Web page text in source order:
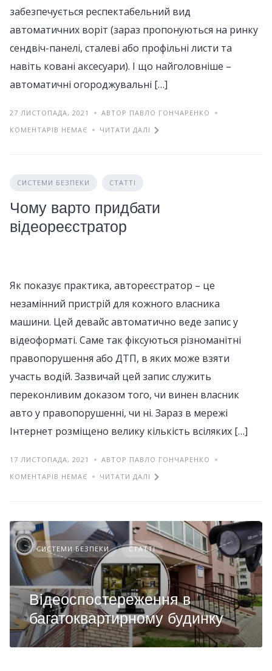
забезпечується респектабельний вид
автоматичних воріт (зараз пропонуються на ринку
сендвіч-панелі, сталеві або профільні листи та
навіть ковані аксесуари). І що найголовніше –
автоматичні огороджувальні […]
27 ЛИСТОПАДА, 2021
АВТОР ПАВЛО ГОНЧАРЕНКО
КОМЕНТАРІВ НЕМАЄ
ЧИТАТИ ДАЛІ
СИСТЕМИ БЕЗПЕКИ СТАТТІ
Чому варто придбати
відеореєстратор
Як показує практика, автореєстратор – це
незамінний пристрій для кожного власника
машини. Цей девайс автоматично веде запис у
відеоформаті. Саме так фіксуються різноманітні
правопорушення або ДТП, в яких може взяти
участь водій. Зазвичай цей запис служить
переконливим доказом того, чи винен власник
авто у правопорушенні, чи ні. Зараз в мережі
Інтернет розміщено велику кількість всіляких […]
17 ЛИСТОПАДА, 2021
АВТОР ПАВЛО ГОНЧАРЕНКО
КОМЕНТАРІВ НЕМАЄ
ЧИТАТИ ДАЛІ
СИСТЕМИ БЕЗПЕКИ СТАТТІ
Відеоспостереження в
багатоквартирному будинку